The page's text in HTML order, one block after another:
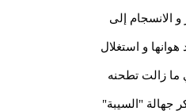
و الانسجام إلى
و استغلال
ما زالت تطحنه
جهالة "السيبة"